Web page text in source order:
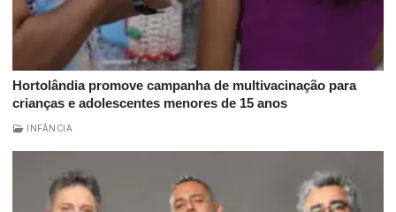
Hortolândia promove campanha de multivacinação para
crianças e adolescentes menores de 15 anos
INFÂNCIA